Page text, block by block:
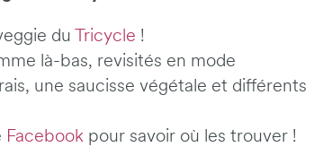
du Tricycle !
là-bas, revisités en mode
une saucisse végétale et différents
Facebook pour savoir où les trouver !